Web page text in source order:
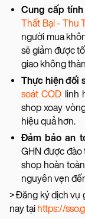
Cung cấp
Thất Bại - Thu
người mua
sẽ giảm được
giao không
Thực hiện đối
soát COD linh
shop xoay
hiệu quả hơn.
Đảm bảo an
GHN được đào
shop hoàn
nguyên vẹn
> Đăng ký dịch vụ
nay tại https://